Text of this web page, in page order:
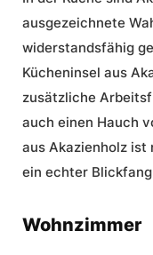
ausgezeichnete
widerstandsfähig
Kücheninsel aus
zusätzliche
auch einen Hauch
aus Akazienholz ist
ein echter
Wohnzimmer